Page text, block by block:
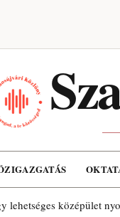
lehetséges középület